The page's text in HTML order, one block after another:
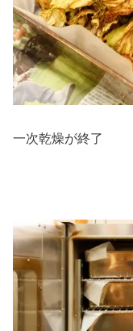
一次乾燥が終了